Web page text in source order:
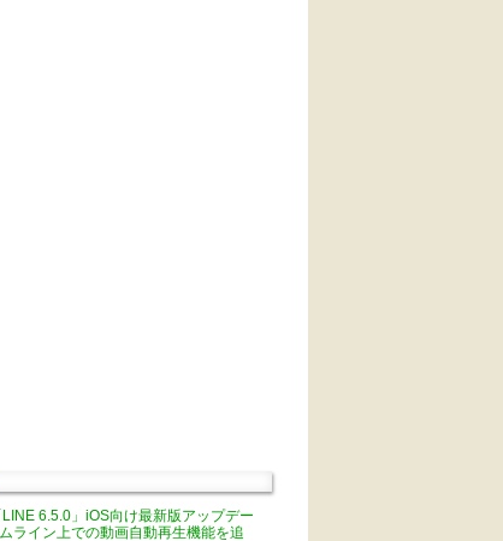
6.5.0」iOS向け最新版アップデー
ライン上での動画自動再生機能を追